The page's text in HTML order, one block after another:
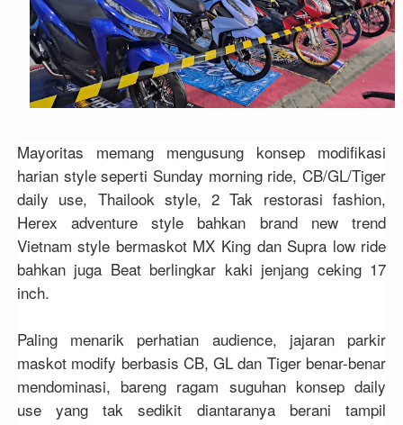
Mayoritas memang mengusung konsep modifikasi
harian style seperti Sunday morning ride, CB/GL/Tiger
daily use, Thailook style, 2 Tak restorasi fashion,
Herex adventure style bahkan brand new trend
Vietnam style bermaskot MX King dan Supra low ride
bahkan juga Beat berlingkar kaki jenjang ceking 17
inch.
Paling menarik perhatian audience, jajaran parkir
maskot modify berbasis CB, GL dan Tiger benar-benar
mendominasi, bareng ragam suguhan konsep daily
use yang tak sedikit diantaranya berani tampil